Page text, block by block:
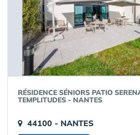
RÉSIDENCE SÉNIORS PATIO
TEMPLITUDES - NANTES
44100 - NANTES